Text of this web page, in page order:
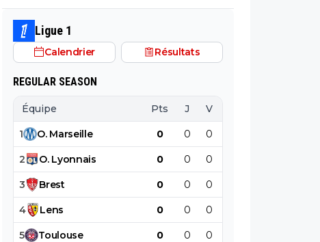
PSG. ^^
Ligue 1
Calendrier Résultats
REGULAR SEASON
Équipe Pts J V
1 O. Marseille 0 0 0
2 O. Lyonnais 0 0 0
3 Brest 0 0 0
4 Lens 0 0 0
5 Toulouse 0 0 0